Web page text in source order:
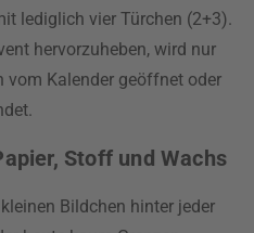
lediglich vier Türchen (2+3).
hervorzuheben, wird nur
vom Kalender geöffnet oder
Stoff und Wachs
Bildchen hinter jeder